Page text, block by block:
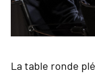
La table ronde